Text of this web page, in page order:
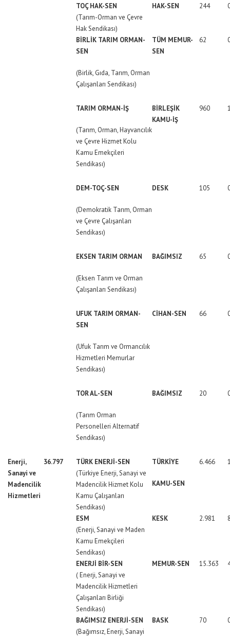
TOÇ HAK-SEN
HAK-SEN 244
(Tarım-Orman ve Çevre
Hak Sendikası)
BİRLİK TARIM ORMAN-
SEN
(Birlik, Gıda, Tarım, Orman
Çalışanları Sendikası)
TÜM MEMUR-
SEN
62
TARIM ORMAN-İŞ
(Tarım, Orman, Hayvancılık
ve Çevre Hizmet Kolu
Kamu Emekçileri
Sendikası)
BİRLEŞİK
KAMU-İŞ
960
DEM-TOÇ-SEN
(Demokratik Tarım, Orman
ve Çevre Çalışanları
Sendikası)
DESK 105
EKSEN TARIM ORMAN
(Eksen Tarım ve Orman
Çalışanları Sendikası)
BAĞIMSIZ 65
UFUK TARIM ORMAN-
SEN
(Ufuk Tarım ve Ormancılık
Hizmetleri Memurlar
Sendikası)
CİHAN-SEN 66
TOR AL-SEN
(Tarım Orman
Personelleri Alternatif
Sendikası)
BAĞIMSIZ 20
Enerji,
Sanayi ve
Madencilik
Hizmetleri
36.797 TÜRK ENERJİ-SEN TÜRKİYE
KAMU-SEN
6.466
(Türkiye Enerji, Sanayi ve
Madencilik Hizmet Kolu
Kamu Çalışanları
Sendikası)
ESM
KESK 2.981
(Enerji, Sanayi ve Maden
Kamu Emekçileri
Sendikası)
ENERJİ BİR-SEN
MEMUR-SEN 15.363
( Enerji, Sanayi ve
Madencilik Hizmetleri
Çalışanları Birliği
Sendikası)
BAĞIMSIZ ENERJİ-SEN
BASK 70
(Bağımsız, Enerji, Sanayi